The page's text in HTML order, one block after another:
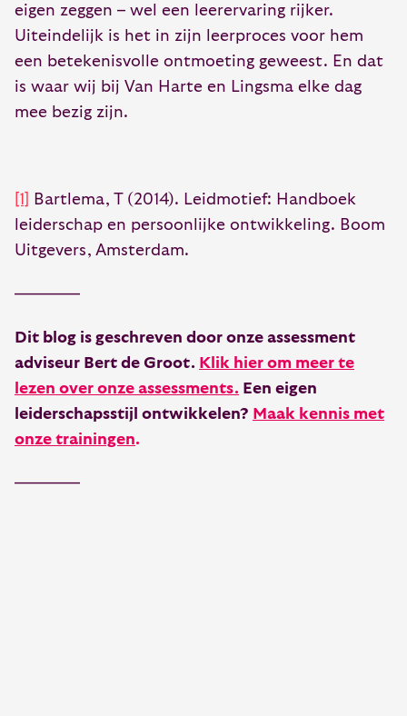
eigen zeggen – wel een leerervaring rijker.
Uiteindelijk is het in zijn leerproces voor hem
een betekenisvolle ontmoeting geweest. En dat
is waar wij bij Van Harte en Lingsma elke dag
mee bezig zijn.
[1] Bartlema, T (2014). Leidmotief: Handboek
leiderschap en persoonlijke ontwikkeling. Boom
Uitgevers, Amsterdam.
————
Dit blog is geschreven door onze assessment
adviseur Bert de Groot. Klik hier om meer te
lezen over onze assessments. Een eigen
leiderschapsstijl ontwikkelen? Maak kennis met
onze trainingen.
————